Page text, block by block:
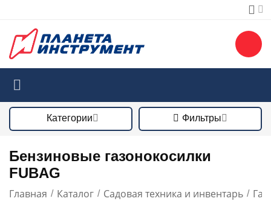
Категории Фильтры
Бензиновые газонокосилки
FUBAG
Главная / Каталог / Садовая техника и инвентарь /